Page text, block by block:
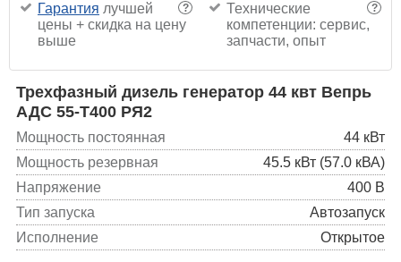
?
Гарантия лучшей
цены + скидка на цену
выше
?
Технические
компетенции: сервис,
запчасти, опыт
Трехфазный дизель генератор 44 квт Вепрь
АДС 55-Т400 РЯ2
Мощность постоянная
44 кВт
Мощность резервная
45.5 кВт (57.0 кВА)
Напряжение
400 В
Тип запуска
Автозапуск
Исполнение
Открытое